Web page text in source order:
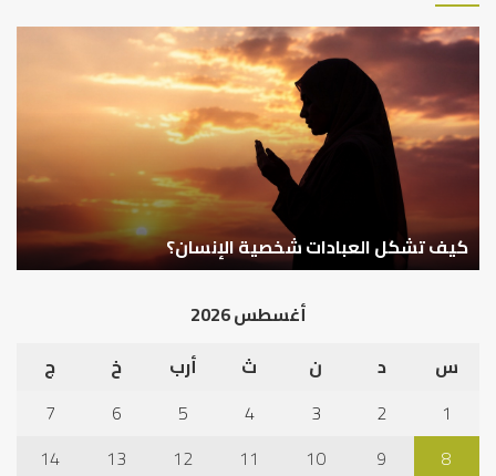
كيف
العبادات
شخصية
الإنسان؟
كيف تشكل العبادات شخصية الإنسان؟
أغسطس 2026
س
د ن ث أرب خ
ج
1
2
3
4
5
6
7
8
9
10
11
12
13
14